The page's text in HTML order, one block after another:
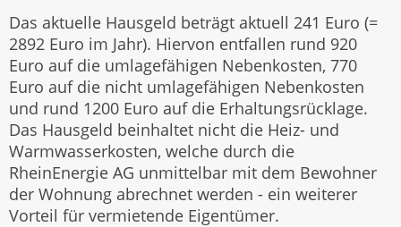
Das aktuelle Hausgeld beträgt aktuell 241 Euro (=
2892 Euro im Jahr). Hiervon entfallen rund 920
Euro auf die umlagefähigen Nebenkosten, 770
Euro auf die nicht umlagefähigen Nebenkosten
und rund 1200 Euro auf die Erhaltungsrücklage.
Das Hausgeld beinhaltet nicht die Heiz- und
Warmwasserkosten, welche durch die
RheinEnergie AG unmittelbar mit dem Bewohner
der Wohnung abrechnet werden - ein weiterer
Vorteil für vermietende Eigentümer.